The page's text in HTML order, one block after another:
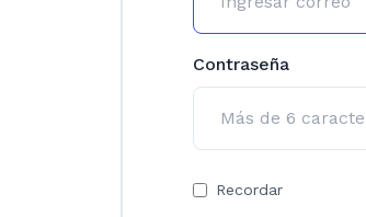
Contraseña
Recordar